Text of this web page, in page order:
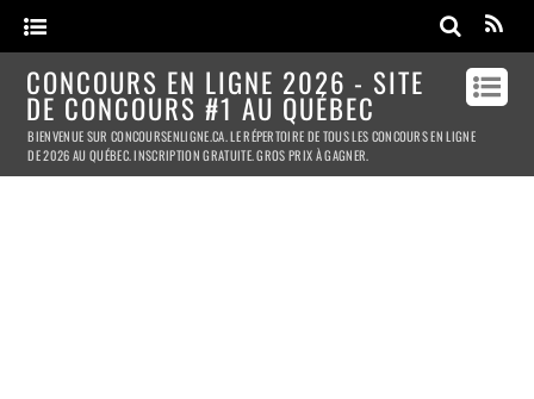
CONCOURS EN LIGNE 2026 - SITE
DE CONCOURS #1 AU QUÉBEC
BIENVENUE SUR CONCOURSENLIGNE.CA. LE RÉPERTOIRE DE TOUS LES CONCOURS EN LIGNE
DE 2026 AU QUÉBEC. INSCRIPTION GRATUITE. GROS PRIX À GAGNER.